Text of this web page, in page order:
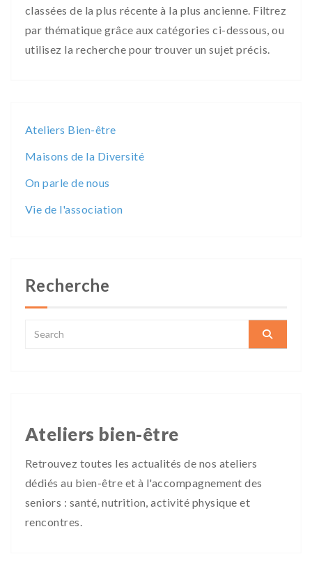
classées de la plus récente à la plus ancienne. Filtrez
par thématique grâce aux catégories ci-dessous, ou
utilisez la recherche pour trouver un sujet précis.
Ateliers Bien-être
Maisons de la Diversité
On parle de nous
Vie de l'association
Recherche
Ateliers bien-être
Retrouvez toutes les actualités de nos ateliers
dédiés au bien-être et à l'accompagnement des
seniors : santé, nutrition, activité physique et
rencontres.